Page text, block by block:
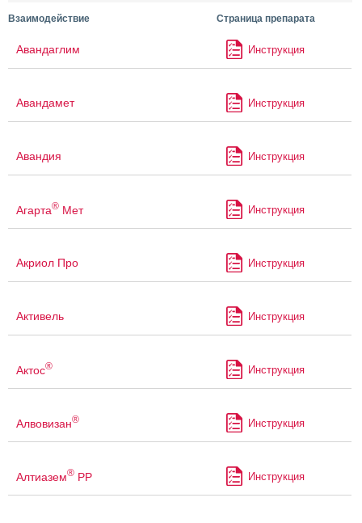
Взаимодействие Страница препарата
Авандаглим Инструкция
Авандамет Инструкция
Авандия Инструкция
Агарта® Мет Инструкция
Акриол Про Инструкция
Активель Инструкция
Актос® Инструкция
Алвовизан® Инструкция
Алтиазем® РР Инструкция